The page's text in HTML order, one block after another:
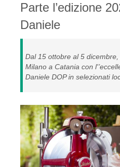
Parte l’edizione
Daniele
Dal 15 ottobre al 5
Milano a Catania con
Daniele DOP in selezionati